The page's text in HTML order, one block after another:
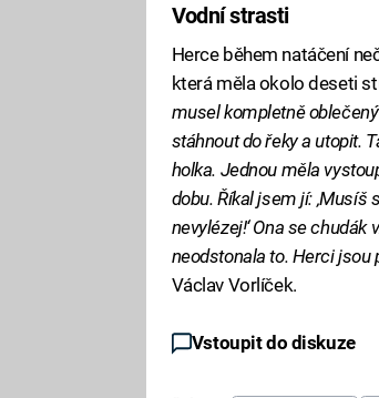
Vodní strasti
Herce během natáčení
která měla okolo deseti
musel kompletně
stáhnout do řeky a utopit.
holka. Jednou měla
dobu. Říkal jsem jí:
nevylézej!‘ Ona se
neodstonala to. Herci jsou
Václav Vorlíček.
Vstoupit do diskuze